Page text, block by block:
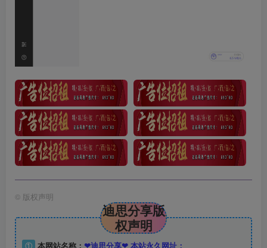
© 版权声明
迪思分享版
权声明
① 本网站名称： ❤迪思分享❤ 本站永久网址：